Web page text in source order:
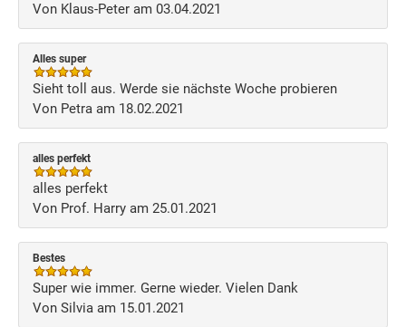
Von Klaus-Peter am 03.04.2021
Alles super
Sieht toll aus. Werde sie nächste Woche probieren
Von Petra am 18.02.2021
alles perfekt
alles perfekt
Von Prof. Harry am 25.01.2021
Bestes
Super wie immer. Gerne wieder. Vielen Dank
Von Silvia am 15.01.2021